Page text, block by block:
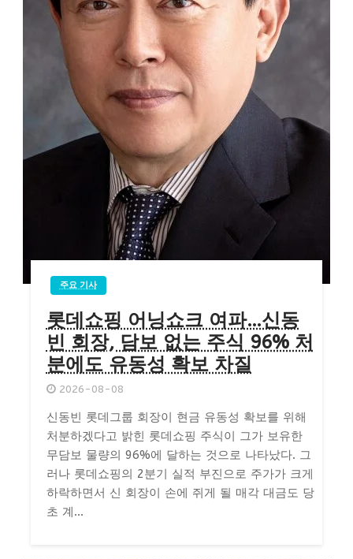
주요 기사
롯데쇼핑 어닝쇼크 여파…신동
빈 회장, 담보 없는 주식 96% 처
분에도 유동성 확보 차질
2026-08-08
신동빈 롯데그룹 회장이 현금 유동성 확보를 위해
처분하겠다고 밝힌 롯데쇼핑 주식이 그가 보유한
무담보 물량의 96%에 달하는 것으로 나타났다. 그
러나 롯데쇼핑의 2분기 실적 부진으로 주가가 크게
하락하면서 신 회장이 손에 쥐게 될 매각 대금도 당
초 계...